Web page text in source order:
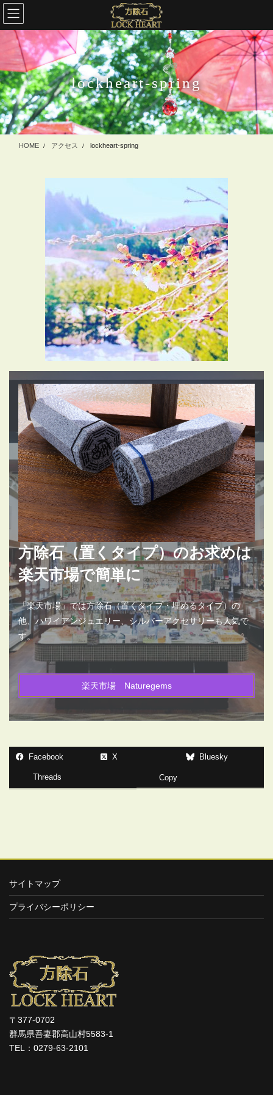
コ
ン
テ
に
移
動
ナ
ビ
ゲ
ョ
ン
に
移
動
lockheart-spring
HOME アクセス lockheart-spring
方除石（置くタイプ）のお求めは
楽天市場で簡単に
「楽天市場」では方除石（置くタイプ・埋めるタイプ）の
他、ハワイアンジュエリー、シルバーアクセサリーも人気で
す。
楽天市場 Naturegems
Facebook X Bluesky
Threads Copy
サイトマップ
プライバシーポリシー
〒377-0702
群馬県吾妻郡高山村5583-1
TEL：0279-63-2101